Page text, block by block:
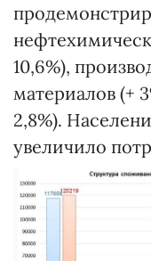
10,6%),
материалов (+
2,8%).
увеличило